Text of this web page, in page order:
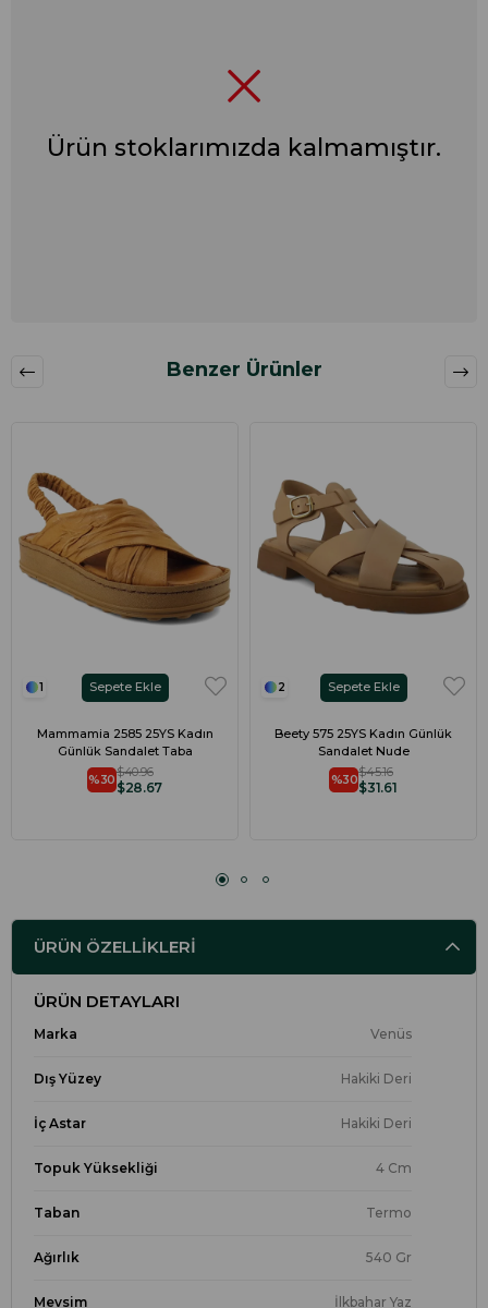
Ürün stoklarımızda kalmamıştır.
Benzer Ürünler
1
Mammamia 2585 25YS Kadın
Günlük Sandalet Taba
%30$28.67
$40.96
Sepete Ekle 2
Beety 575 25YS Kadın Günlük
Sandalet Nude
%30$31.61
$45.16
Sepete Ekle
ÜRÜN ÖZELLIKLERI
ÜRÜN DETAYLARI
Marka Venüs
Dış Yüzey Hakiki Deri
İç Astar Hakiki Deri
Topuk Yüksekliği 4 Cm
Taban Termo
Ağırlık 540 Gr
Mevsim İlkbahar Yaz